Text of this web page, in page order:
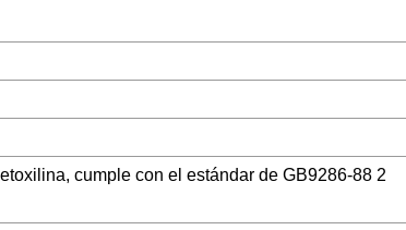
cumple con el estándar de GB9286-88 2